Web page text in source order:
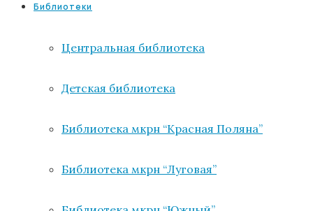
Библиотеки
Центральная библиотека
Детская библиотека
Библиотека мкрн “Красная Поляна”
Библиотека мкрн “Луговая”